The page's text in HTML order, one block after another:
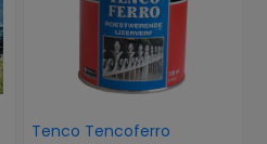
Tenco Tencoferro